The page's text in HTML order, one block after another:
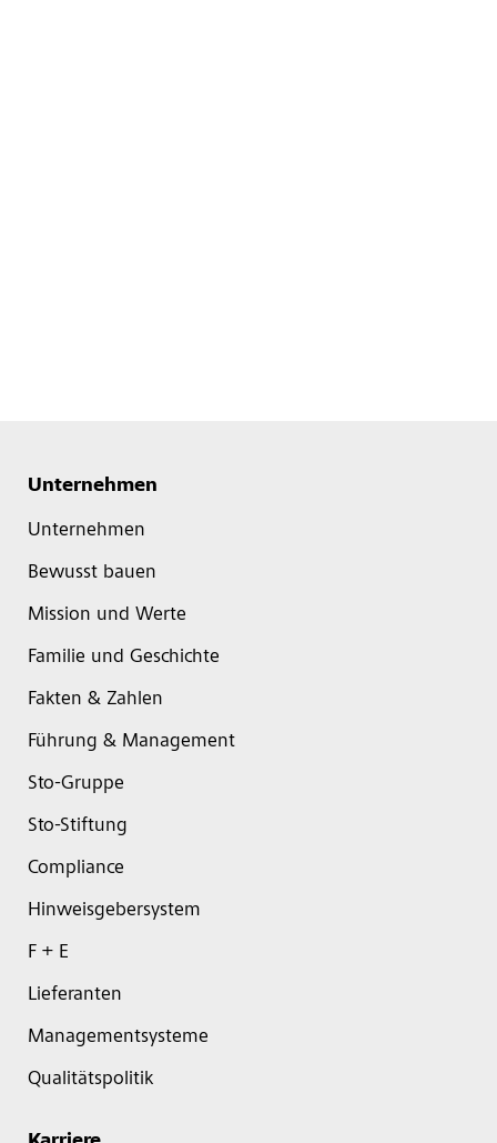
Unternehmen
Unternehmen
Bewusst bauen
Mission und Werte
Familie und Geschichte
Fakten & Zahlen
Führung & Management
Sto-Gruppe
Sto-Stiftung
Compliance
Hinweisgebersystem
F + E
Lieferanten
Managementsysteme
Qualitätspolitik